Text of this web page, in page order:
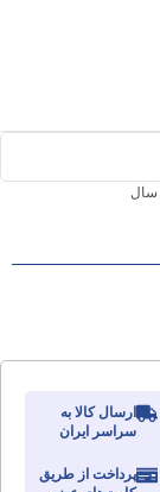
ارسال کالا به
سراسر ایران
پرداخت از طریق